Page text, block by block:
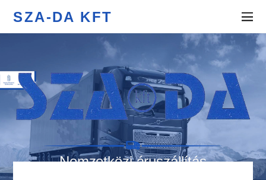
SZA-DA KFT
Nemzetközi áruszállítás